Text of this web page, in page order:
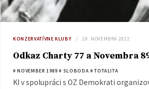
KONZERVATÍVNE KLUBY 28. NOVEMBRA 2022
Odkaz Charty 77 a Novembra
# NOVEMBER 1989 # SLOBODA # TOTALITA
KI v spolupráci s OZ Demokrati